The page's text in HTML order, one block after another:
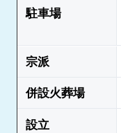
駐車場
宗派
併設火葬場
設立